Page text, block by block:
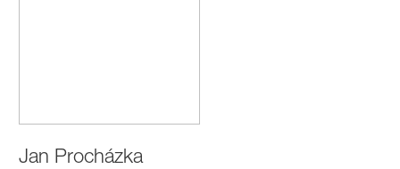
Jan Procházka